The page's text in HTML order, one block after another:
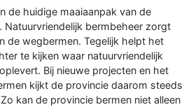
de huidige maaiaanpak van de
bermbeheer zorgt
de wegbermen. Tegelijk helpt het
te kijken waar natuurvriendelijk
Bij nieuwe projecten en het
kijkt de provincie daarom steeds
kan de provincie bermen niet alleen